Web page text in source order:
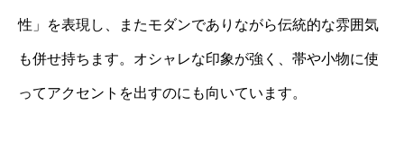
性」を表現し、またモダンでありながら伝統的な雰囲気
も併せ持ちます。オシャレな印象が強く、帯や小物に使
ってアクセントを出すのにも向いています。